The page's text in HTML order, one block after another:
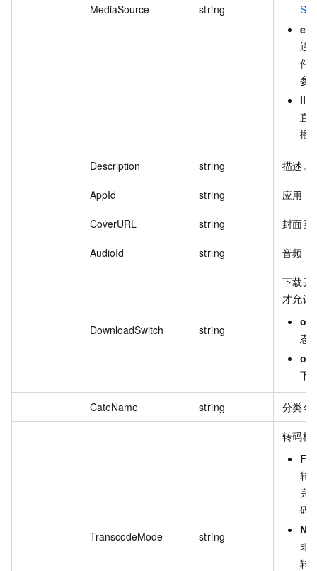
MediaSource string
通
件
参
直
播
Description string 描述。
AppId string 应用
CoverURL string 封面图
AudioId string 音频
DownloadSwitch string
下载开
才允许
on
态
off
下
CateName string 分类名
TranscodeMode string
转码模
转
完
码
即
转